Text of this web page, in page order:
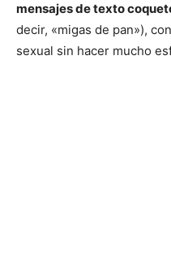
mensajes de texto
decir, «migas de pan»),
sexual sin hacer mucho